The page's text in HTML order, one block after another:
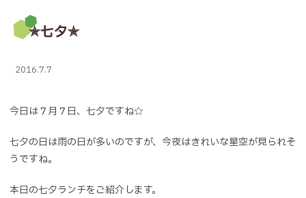
✯七夕✯
2016.7.7
今日は７月７日、七夕ですね☆
七夕の日は雨の日が多いのですが、今夜はきれいな星空が見られそ
うですね。
本日の七夕ランチをご紹介します。